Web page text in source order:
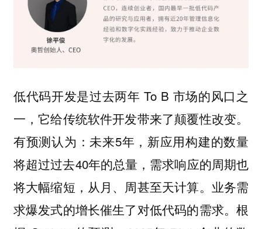
低代码开发是过去两年 To B 市场的风口之
一，它给传统软件开发带来了颠覆性改变。
有预测认为：未来5年，新应用构建的数量
将超过过去40年的总量，需求响应的周期也
将大幅缩短，从月、周甚至天计算。业务需
求爆发式的增长催生了对低代码的需求。根